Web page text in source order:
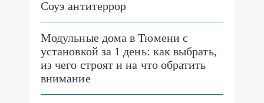
Соуэ антитеррор
Модульные дома в Тюмени с
установкой за 1 день: как выбрать,
из чего строят и на что обратить
внимание